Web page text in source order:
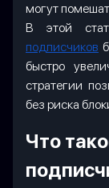
могут
В этой
подписчиков
быстро
стратегии
без риска
Что